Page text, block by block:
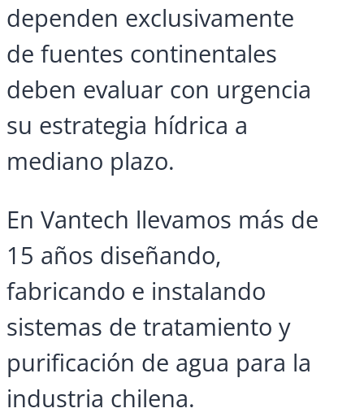
dependen exclusivamente
de fuentes continentales
deben evaluar con urgencia
su estrategia hídrica a
mediano plazo.
En Vantech llevamos más de
15 años diseñando,
fabricando e instalando
sistemas de tratamiento y
purificación de agua para la
industria chilena.